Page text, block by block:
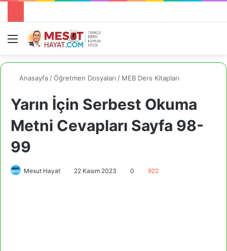
Menü
Anasayfa /Öğretmen Dosyaları / MEB Ders Kitapları
Yarın İçin Serbest Okuma
Metni Cevapları Sayfa 98-
99
Mesut Hayat 22 Kasım 2023 0 922